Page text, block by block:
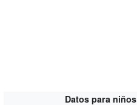
Datos para niños